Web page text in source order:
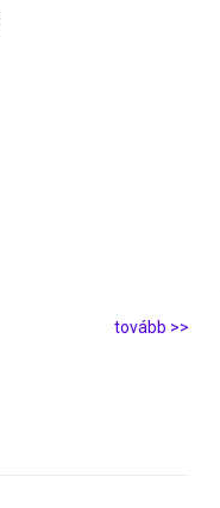
tovább >>